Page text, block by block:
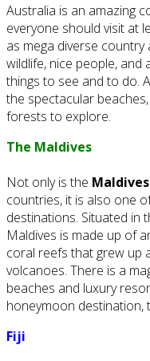
Australia is an amazing
everyone should visit at
as mega diverse
wildlife, nice people,
things to see and to do.
the spectacular
forests to explore.
The Maldives
Not only is the Maldives
countries, it is also one
destinations. Situated in
Maldives is made up of
coral reefs that grew up
volcanoes. There is a
beaches and luxury
honeymoon destination,
Fiji